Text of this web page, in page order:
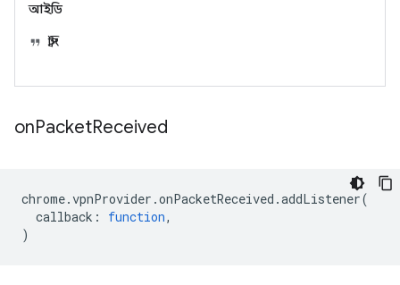
আইডি
স্ট্রিং
onPacketReceived
chrome.vpnProvider .onPacketReceived .addListener(
callback : function,
)